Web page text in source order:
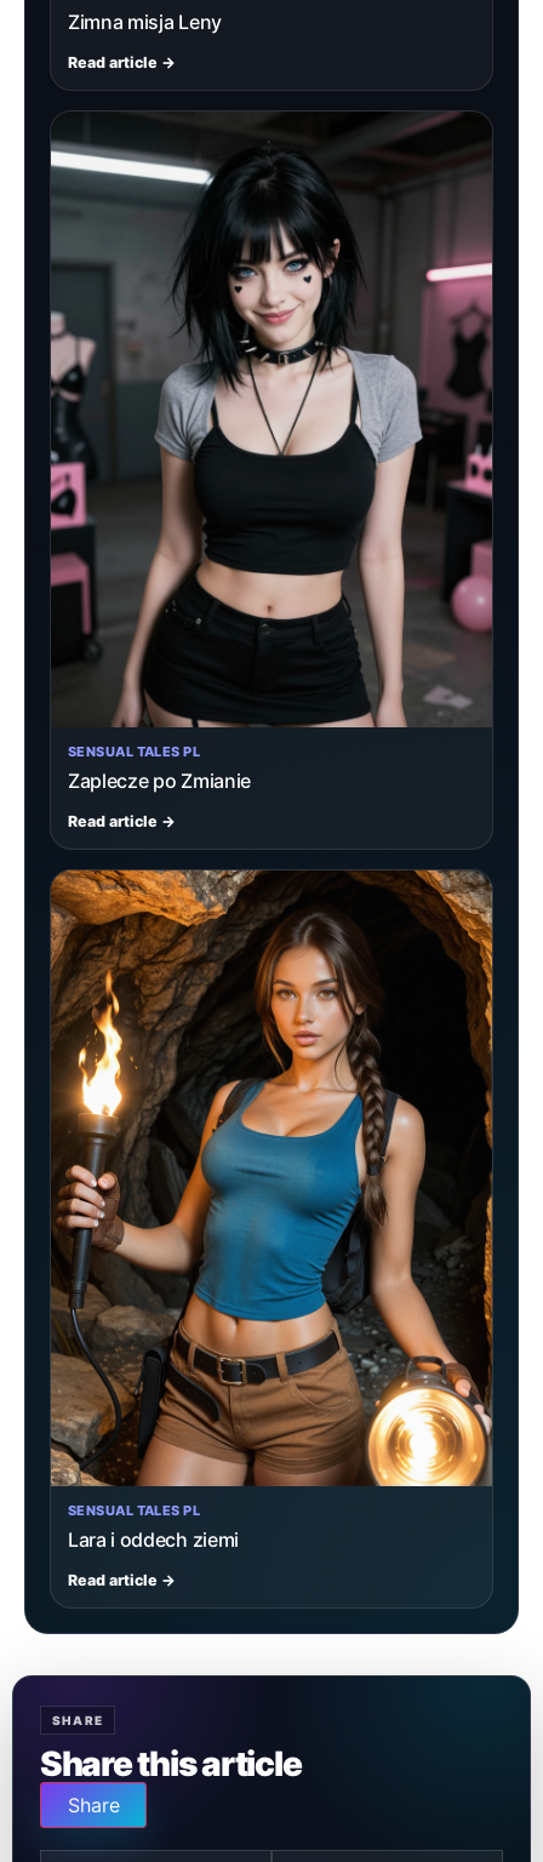
Zimna misja Leny
Read article →
SENSUAL TALES PL
Zaplecze po Zmianie
Read article →
SENSUAL TALES PL
Lara i oddech ziemi
Read article →
SHARE
Share this article
Share